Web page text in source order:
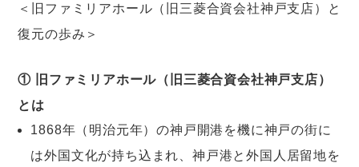
＜旧ファミリアホール（旧三菱合資会社神戸支店）と
復元の歩み＞
① 旧ファミリアホール（旧三菱合資会社神戸支店）
とは
1868年（明治元年）の神戸開港を機に神戸の街に
は外国文化が持ち込まれ、神戸港と外国人居留地を